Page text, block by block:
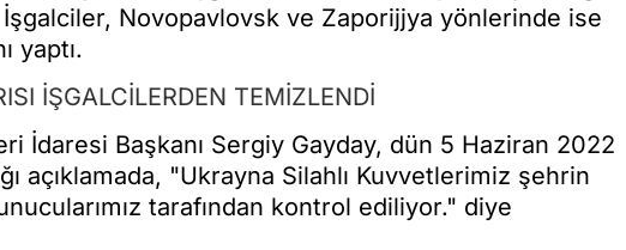
İşgalciler, Novopavlovsk ve Zaporijjya yönlerinde ise
yaptı.
İŞGALCİLERDEN TEMİZLENDİ
İdaresi Başkanı Sergiy Gayday, dün 5 Haziran 2022
açıklamada, "Ukrayna Silahlı Kuvvetlerimiz şehrin
tarafından kontrol ediliyor." diye